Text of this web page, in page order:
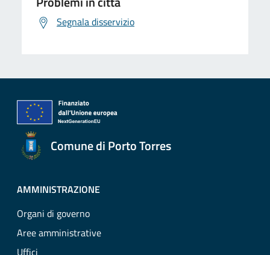
Segnala disservizio
Comune di Porto Torres
AMMINISTRAZIONE
Organi di governo
Aree amministrative